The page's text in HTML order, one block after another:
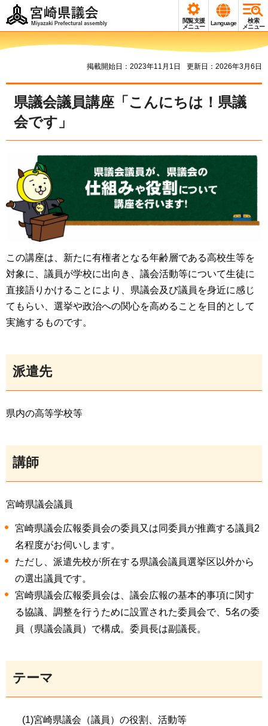
宮崎県議会
Miyazaki Prefectural
閲覧支援
メニュー
Language
検索
メニュー
掲載開始日：2023年11月1日 更新日：2026年3月6日
県議会議員講座「こんにちは！県議
会です」
この講座は、新たに有権者となる年齢層である高校生等を
対象に、議員が学校に出向き、議会活動等について生徒に
直接語りかけることにより、県議会及び議員を身近に感じ
てもらい、選挙や政治への関心を高めることを目的として
実施するものです。
派遣先
県内の高等学校等
講師
宮崎県議会議員
宮崎県議会広報委員会の委員又は同委員が推薦する議員2
名程度がお伺いします。
ただし、派遣先校が所在する県議会議員選挙区以外から
の選出議員です。
宮崎県議会広報委員会は、議会広報の基本的事項に関す
る協議、調整を行うために設置された委員会で、5名の委
員（県議会議員）で構成。委員長は副議長。
テーマ
(1)宮崎県議会（議員）の役割、活動等